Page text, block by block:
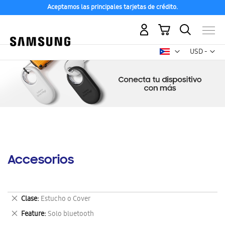
Aceptamos las principales tarjetas de crédito.
USD -
dólar
Mi carrito
Accesorios
Clase Estucho o Cover
Eliminar
este
artículo
Feature Solo bluetooth
Eliminar